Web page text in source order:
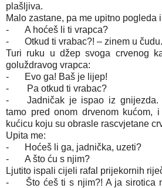
plašljiva.
Malo zastane, pa me upitno pogleda
-
A hoćeš li ti vrapca?
-
Otkud ti vrabac?! – zinem u čudu.
Turi ruku u džep svoga crvenog
goluždravog vrapca:
-
Evo ga! Baš je lijep!
-
Pa otkud ti vrabac?
-
Jadničak je ispao iz
tamo pred onom drvenom kućom,
kućicu koju su obrasle rascvjetane
Upita me:
-
Hoćeš li ga, jadnička, uzeti?
-
A što ću s njim?
Ljutito ispali cijeli rafal prijekornih
-
Što ćeš ti s njim?! A ja sirotica